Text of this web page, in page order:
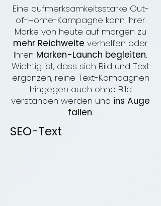
Eine aufmerksamkeitsstarke Out-
of-Home-Kampagne kann Ihrer
Marke von heute auf morgen zu
mehr Reichweite verhelfen oder
Ihren Marken-Launch begleiten.
Wichtig ist, dass sich Bild und Text
ergänzen, reine Text-Kampagnen
hingegen auch ohne Bild
verstanden werden und ins Auge
fallen.
SEO-Text